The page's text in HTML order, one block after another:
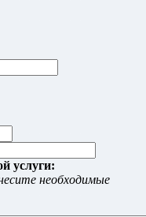
услуги:
необходимые